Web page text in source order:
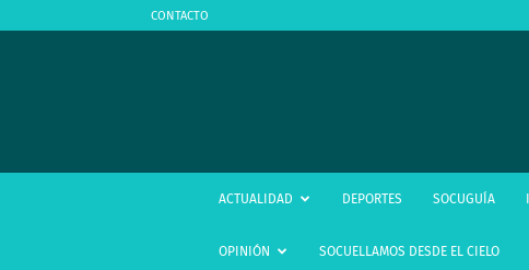
CONTACTO
ACTUALIDAD DEPORTES SOCUGUÍA
OPINIÓN SOCUELLAMOS DESDE EL CIELO